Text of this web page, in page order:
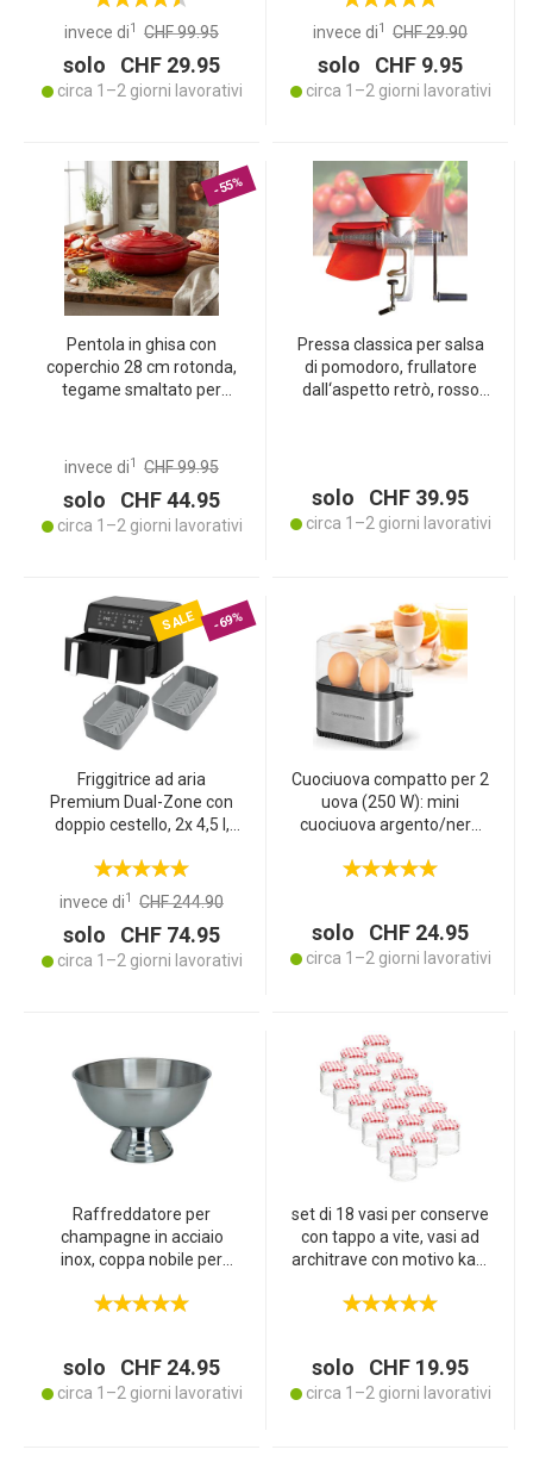
piastre rimovibili,
invece di1 CHF 99.95
solo CHF 29.95
circa 1–2 giorni lavorativi
calore e lavabile in
invece di1 CHF 29.90
solo CHF 9.95
circa 1–2 giorni lavorativi
-55%
Pentola in ghisa con
coperchio 28 cm rotonda,
tegame smaltato per
i piani cottura come
forno professionale
invece di1 CHF 99.95
solo CHF 44.95
circa 1–2 giorni lavorativi
Pressa classica per salsa
di pomodoro, frullatore
dall‘aspetto retrò, rosso
solo CHF 39.95
circa 1–2 giorni lavorativi
SALE -69%
Friggitrice ad aria
Premium Dual-Zone con
doppio cestello, 2x 4,5 l,
Fryer, 11 programmi di
cottura, display touch LED,
invece di1 CHF 244.90
solo CHF 74.95
circa 1–2 giorni lavorativi
Cuociuova compatto per 2
uova (250 W): mini
cuociuova argento/nero
perfezione – veloce,
solo CHF 24.95
circa 1–2 giorni lavorativi
Raffreddatore per
champagne in acciaio
inox, coppa nobile per
39 x 24 cm
solo CHF 24.95
circa 1–2 giorni lavorativi
set di 18 vasi per conserve
con tappo a vite, vasi ad
architrave con motivo kao,
solo CHF 19.95
circa 1–2 giorni lavorativi